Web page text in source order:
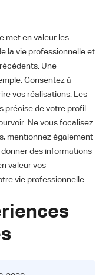
met en valeur les
la vie professionnelle et
Une
Consentez à
vos réalisations. Les
précise de votre profil
Ne vous focalisez
mentionnez également
des informations
valeur vos
vie professionnelle.